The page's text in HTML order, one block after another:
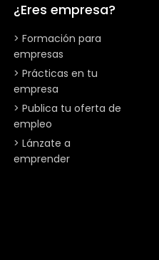
¿Eres empresa?
> Formación para
empresas
> Prácticas en tu
empresa
> Publica tu oferta de
empleo
> Lánzate a
emprender